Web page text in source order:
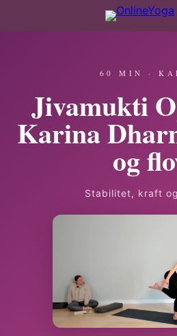
60 MIN ·
Jivamukti
Karina
og
Stabilitet, kraft